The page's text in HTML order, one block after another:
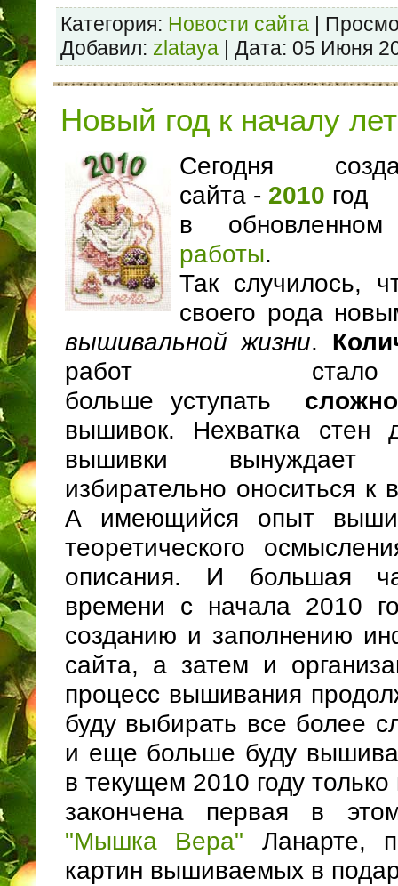
Категория: Новости сайта |
Добавил: zlataya | Дата: 05 Июня
Новый год к началу
Сегодня
сайта - 2010 год
в
работы.
Так случилось,
своего рода
вышивальной жизни.
работ
больше уступать
вышивок. Нехватка стен
вышивки
избирательно оноситься к
А имеющийся опыт
теоретического
описания. И большая
времени с начала 2010
созданию и заполнению
сайта, а затем и
процесс вышивания
буду выбирать все более
и еще больше буду
в текущем 2010 году
закончена первая в
"Мышка Вера" Ланарте,
картин вышиваемых в